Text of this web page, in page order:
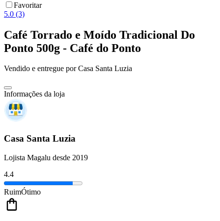
Favoritar
5.0 (3)
Café Torrado e Moído Tradicional Do
Ponto 500g - Café do Ponto
Vendido e entregue por Casa Santa Luzia
Informações da loja
Casa Santa Luzia
Lojista Magalu desde 2019
4.4
RuimÓtimo